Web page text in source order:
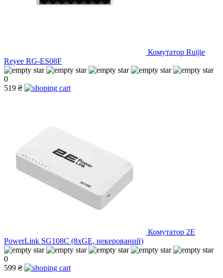
Комутатор Ruijie
Reyee RG-ES08F
0
519 ₴
Комутатор 2E
PowerLink SG108C (8xGE, некерований)
0
599 ₴